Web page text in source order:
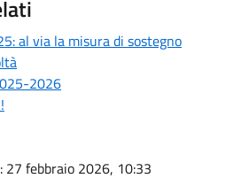
al via la misura di sostegno
2026
: 27 febbraio 2026, 10:33